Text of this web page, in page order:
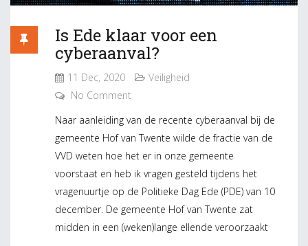
Is Ede klaar voor een
cyberaanval?
11 Dec, 2020
Veiligheid
No Comment
Naar aanleiding van de recente cyberaanval bij de
gemeente Hof van Twente wilde de fractie van de
VVD weten hoe het er in onze gemeente
voorstaat en heb ik vragen gesteld tijdens het
vragenuurtje op de Politieke Dag Ede (PDE) van 10
december. De gemeente Hof van Twente zat
midden in een (weken)lange ellende veroorzaakt